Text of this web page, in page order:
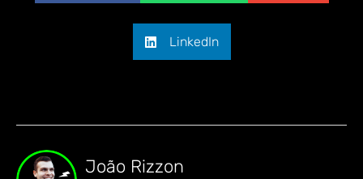
LinkedIn
João Rizzon